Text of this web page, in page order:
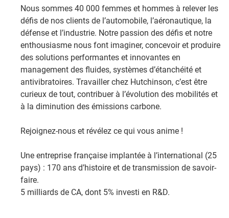
Nous sommes 40 000 femmes et hommes à relever les
défis de nos clients de l’automobile, l’aéronautique, la
défense et l’industrie. Notre passion des défis et notre
enthousiasme nous font imaginer, concevoir et produire
des solutions performantes et innovantes en
management des fluides, systèmes d’étanchéité et
antivibratoires. Travailler chez Hutchinson, c’est être
curieux de tout, contribuer à l’évolution des mobilités et
à la diminution des émissions carbone. ​
Rejoignez-nous et révélez ce qui vous anime !​
Une entreprise française implantée à l’international (25
pays) : 170 ans d’histoire et de transmission de savoir-
faire.​
5 milliards de CA, dont 5% investi en R&D​.